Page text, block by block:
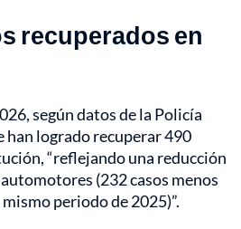
recuperados en
según datos de la Policía
han logrado recuperar 490
“reflejando una reducción
(232 casos menos
periodo de 2025)”.